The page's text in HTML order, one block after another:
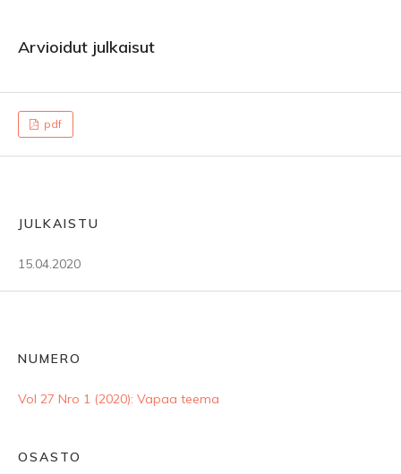
Arvioidut julkaisut
pdf
JULKAISTU
15.04.2020
NUMERO
Vol 27 Nro 1 (2020): Vapaa teema
OSASTO